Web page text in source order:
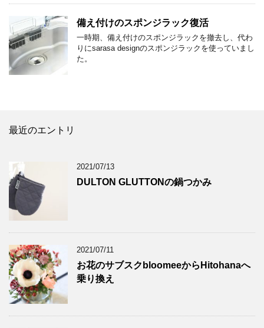
備え付けのスポンジラック復活
一時期、備え付けのスポンジラックを撤去し、代わ
りにsarasa designのスポンジラックを使っていまし
た。
最近のエントリ
2021/07/13
DULTON GLUTTONの鍋つかみ
2021/07/11
お花のサブスクbloomeeからHitohanaへ
乗り換え